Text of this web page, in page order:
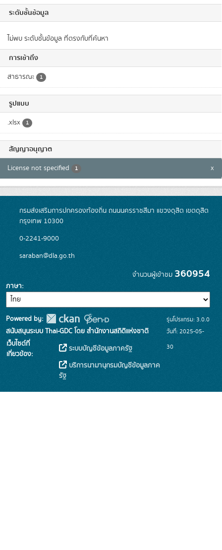
ระดับชั้นข้อมูล
ไม่พบ ระดับชั้นข้อมูล ที่ตรงกับที่ค้นหา
การเข้าถึง
สาธารณะ 1
รูปแบบ
.xlsx 1
สัญญาอนุญาต
License not specified 1 x
กรมส่งเสริมการปกครองท้องถิ่น ถนนนครราชสีมา แขวงดุสิต เขตดุสิต
กรุงเทพ 10300
0-2241-9000
saraban@dla.go.th
จำนวนผู้เข้าชม 360954
ภาษา
Powered by:
สนับสนุนระบบ Thai-GDC โดย สำนักงานสถิติแห่งชาติ
เว็บไซต์ที่
เกี่ยวข้อง:
ระบบบัญชีข้อมูลภาครัฐ
บริการนามานุกรมบัญชีข้อมูลภาค
รัฐ
รุ่นโปรแกรม: 3.0.0
วันที่: 2025-05-
30